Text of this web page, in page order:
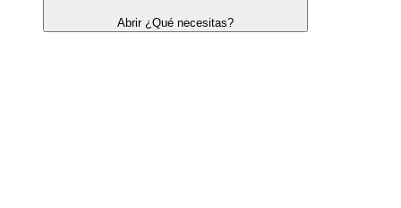
Abrir ¿Qué necesitas?